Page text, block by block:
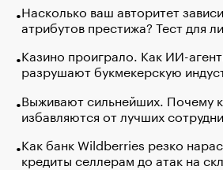
Насколько ваш авторитет
атрибутов престижа? Тест для
Казино проиграло. Как ИИ-
разрушают букмекерскую
Выживают сильнейших. Почему
избавляются от лучших
Как банк Wildberries резко
кредиты селлерам до атак на